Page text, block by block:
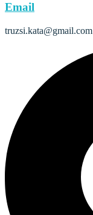
Email
truzsi.kata@gmail.com